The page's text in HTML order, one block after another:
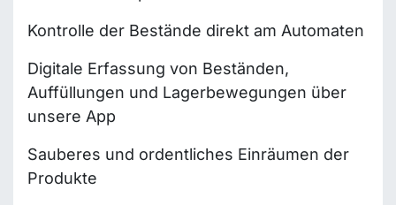
Kontrolle der Bestände direkt am Automaten
Digitale Erfassung von Beständen,
Auffüllungen und Lagerbewegungen über
unsere App
Sauberes und ordentliches Einräumen der
Produkte